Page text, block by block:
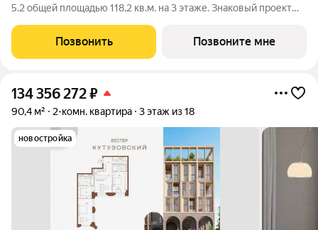
5.2 общей площадью 118,2 кв.м. на 3 этаже. Знаковый проект
Квартал площадью 3,7 га расположен на Кутузовском
проспекте и воплощает новую
Позвонить Позвоните мне
134 356 272₽
90,4 м² 2-комн. квартира 3 этаж из 18
новостройка